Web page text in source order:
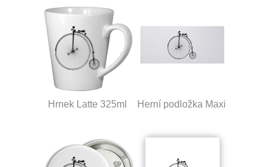
Hrnek Latte 325ml Herní podložka Maxi